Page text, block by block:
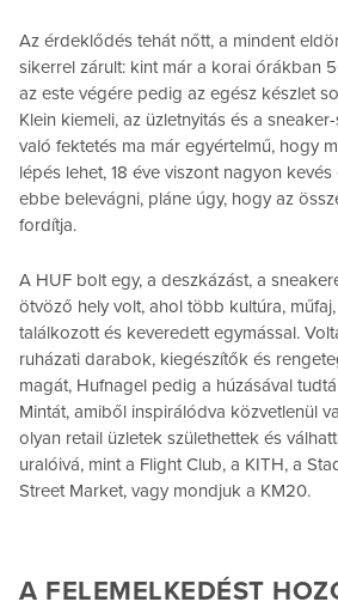
Az érdeklődés tehát nőtt, a mindent
sikerrel zárult: kint már a korai órákban
az este végére pedig az egész készlet
Klein kiemeli, az üzletnyitás és a
való fektetés ma már egyértelmű, hogy
lépés lehet, 18 éve viszont nagyon
ebbe belevágni, pláne úgy, hogy az
fordítja.
A HUF bolt egy, a deszkázást, a
ötvöző hely volt, ahol több kultúra,
találkozott és keveredett egymással.
ruházati darabok, kiegészítők és
magát, Hufnagel pedig a húzásával
Mintát, amiből inspirálódva közvetlenül
olyan retail üzletek születhettek és
uralóivá, mint a Flight Club, a KITH, a
Street Market, vagy mondjuk a KM20.
A FELEMELKEDÉST